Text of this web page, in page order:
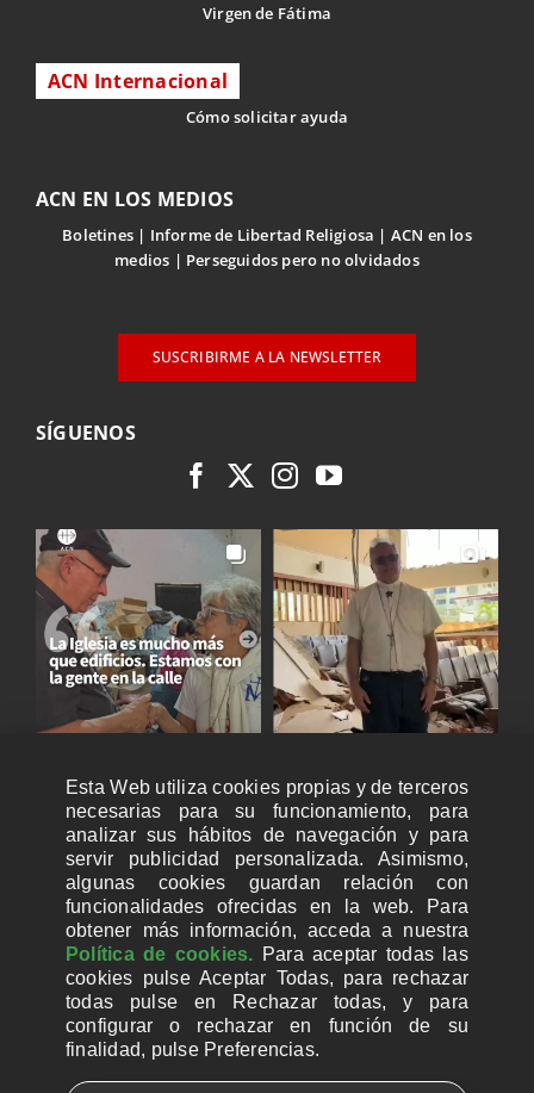
Virgen de Fátima
ACN Internacional
Cómo solicitar ayuda
ACN EN LOS MEDIOS
Boletines Informe de Libertad Religiosa
ACN en los
medios
Perseguidos pero no olvidados
SUSCRIBIRME A LA NEWSLETTER
SÍGUENOS
CUENTAS BANCARIAS PARA DONAR
Esta Web utiliza cookies propias y de terceros
necesarias para su funcionamiento, para
analizar sus hábitos de navegación y para
servir publicidad personalizada. Asimismo,
algunas cookies guardan relación con
funcionalidades ofrecidas en la web. Para
obtener más información, acceda a nuestra
Política de cookies. Para aceptar todas las
cookies pulse Aceptar Todas, para rechazar
todas pulse en Rechazar todas, y para
configurar o rechazar en función de su
finalidad, pulse Preferencias.